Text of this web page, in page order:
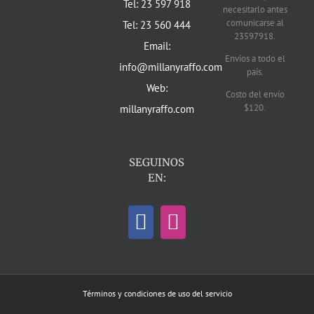
Tel: 23 597 918
Tel: 23 560 444
Email:
info@millanyraffo.com
Web:
millanyraffo.com
SEGUINOS
EN:
necesitarlo antes
comunicarse al
23597918.
Envíos a todo el
país.
Costo del envío
$120.
Términos y condiciones de uso del servicio